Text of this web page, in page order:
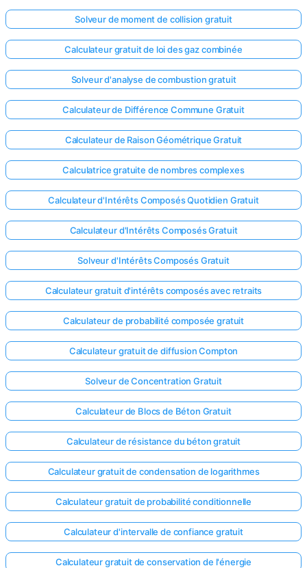
Solveur de moment de collision gratuit
Calculateur gratuit de loi des gaz combinée
Solveur d'analyse de combustion gratuit
Calculateur de Différence Commune Gratuit
Calculateur de Raison Géométrique Gratuit
Calculatrice gratuite de nombres complexes
Calculateur d'Intérêts Composés Quotidien Gratuit
Calculateur d'Intérêts Composés Gratuit
Solveur d'Intérêts Composés Gratuit
Calculateur gratuit d'intérêts composés avec retraits
Calculateur de probabilité composée gratuit
Calculateur gratuit de diffusion Compton
Solveur de Concentration Gratuit
Calculateur de Blocs de Béton Gratuit
Calculateur de résistance du béton gratuit
Calculateur gratuit de condensation de logarithmes
Calculateur gratuit de probabilité conditionnelle
Calculateur d'intervalle de confiance gratuit
Calculateur gratuit de conservation de l'énergie